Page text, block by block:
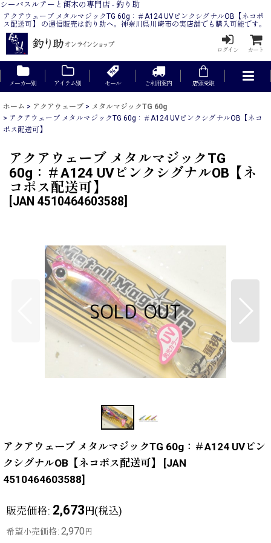
シーバスルアーと餌木の専門店 - 釣り助
アクアウェーブ メタルマジックTG 60g：＃A124 UVピンクシグナルOB【ネコポ
ス配送可】 の通信販売は釣り助へ。神奈川県川崎市の実店舗でも購入可能です。
ログイン カート
メーカー別 アイテム別 セール ご利用案内 店頭受取
ホーム > アクアウェーブ > メタルマジックTG 60g
> アクアウェーブ メタルマジックTG 60g：＃A124 UVピンクシグナルOB【ネコ
ポス配送可】
アクアウェーブ メタルマジックTG
60g：＃A124 UVピンクシグナルOB【ネ
コポス配送可】
JAN 4510464603588
アクアウェーブ メタルマジックTG 60g：＃A124 UVピン
クシグナルOB【ネコポス配送可】
[JAN
4510464603588]
販売価格: 2,673円(税込)
希望小売価格: 2,970 円